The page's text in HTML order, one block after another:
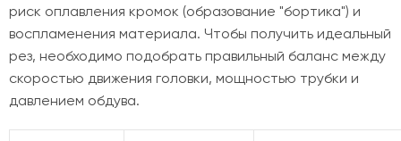
риск оплавления кромок (образование "бортика") и
воспламенения материала. Чтобы получить идеальный
рез, необходимо подобрать правильный баланс между
скоростью движения головки, мощностью трубки и
давлением обдува.